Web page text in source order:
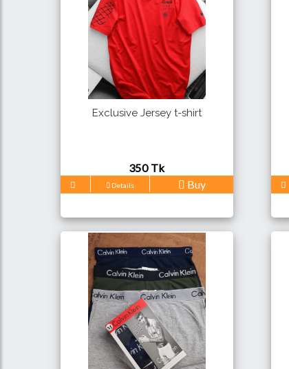
Exclusive Jersey t-shirt
350 Tk
Details Buy